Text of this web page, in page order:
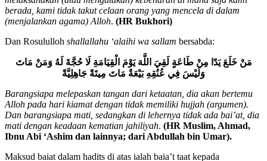
melaksanakan (atau mengatakan) kebenaran di mana saja kami
berada, kami tidak takut celaan orang yang mencela di dalam
shallallahu ‘alaihi wa sallam
مَنْ خَلَعَ يَدًا مِنْ طَاعَةٍ لَقِيَ اللَّهَ يَوْمَ الْقِيَامَةِ لَا حُجَّةَ لَهُ وَمَنْ مَاتَ
Barangsiapa melepaskan tangan dari ketaatan, dia akan bertemu
Alloh pada hari kiamat dengan tidak memiliki hujjah (argumen).
Dan barangsiapa mati, sedangkan di lehernya tidak ada bai’at, dia
mati dengan keadaan kematian jahiliyah.(HR Muslim, Ahmad,